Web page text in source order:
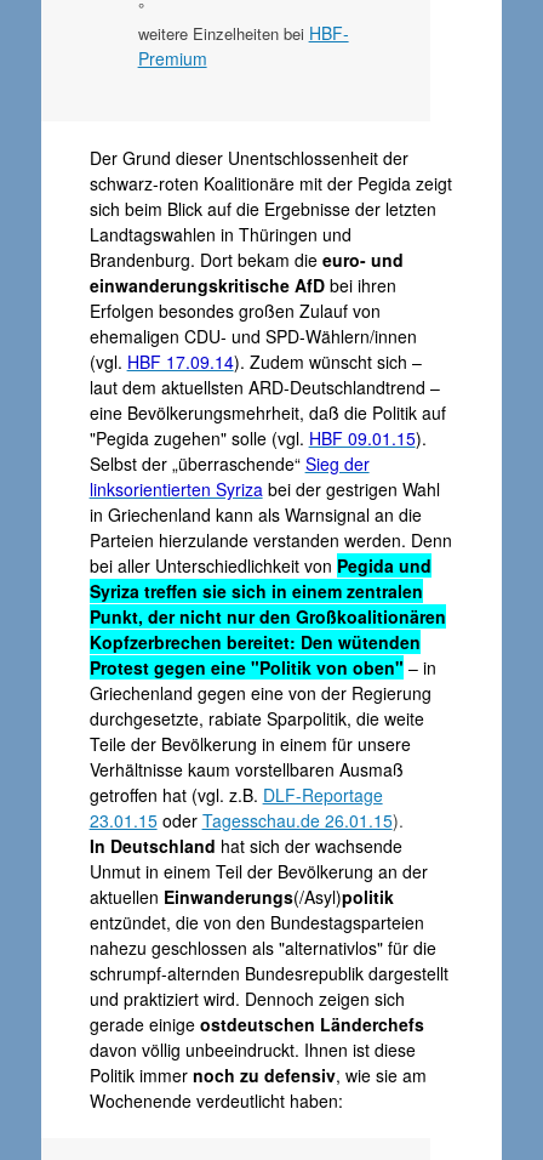
°
weitere Einzelheiten bei HBF-
Premium
Der Grund dieser Unentschlossenheit der
schwarz-roten Koalitionäre mit der Pegida zeigt
sich beim Blick auf die Ergebnisse der letzten
Landtagswahlen in Thüringen und
Brandenburg. Dort bekam die euro- und
einwanderungskritische AfDbei ihren
Erfolgen besondes großen Zulauf von
ehemaligen CDU- und SPD-Wählern/innen
(vgl. HBF 17.09.14). Zudem wünscht sich –
laut dem aktuellsten ARD-Deutschlandtrend –
eine Bevölkerungsmehrheit, daß die Politik auf
"Pegida zugehen" solle (vgl. HBF 09.01.15).
Selbst der „überraschende“ Sieg der
linksorientierten Syriza bei der gestrigen Wahl
in Griechenland kann als Warnsignal an die
Parteien hierzulande verstanden werden. Denn
bei aller Unterschiedlichkeit von Pegida und
Syriza treffen sie sich in einem zentralen
Punkt, der nicht nur den Großkoalitionären
Kopfzerbrechen bereitet: Den wütenden
Protest gegen eine "Politik von oben" – in
Griechenland gegen eine von der Regierung
durchgesetzte, rabiate Sparpolitik, die weite
Teile der Bevölkerung in einem für unsere
Verhältnisse kaum vorstellbaren Ausmaß
getroffen hat (vgl. z.B. DLF-Reportage
23.01.15 oder Tagesschau.de 26.01.15).
In Deutschland hat sich der wachsende
Unmut in einem Teil der Bevölkerung an der
aktuellen Einwanderungs(/Asyl)politik
entzündet, die von den Bundestagsparteien
nahezu geschlossen als "alternativlos" für die
schrumpf-alternden Bundesrepublik dargestellt
und praktiziert wird. Dennoch zeigen sich
gerade einige ostdeutschen Länderchefs
davon völlig unbeeindruckt. Ihnen ist diese
Politik immer noch zu defensiv, wie sie am
Wochenende verdeutlicht haben: